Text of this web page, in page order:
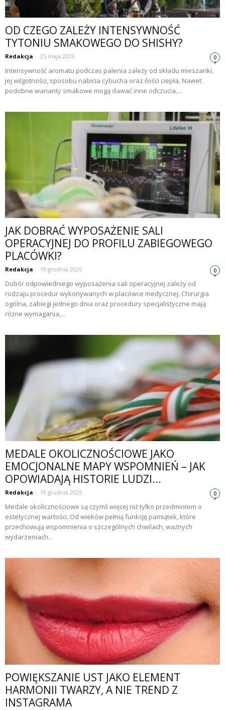
OD CZEGO ZALEŻY INTENSYWNOŚĆ
TYTONIU SMAKOWEGO DO SHISHY?
Redakcja - 25 maja 2026 0
Intensywność aromatu podczas palenia zależy od składu mieszanki,
jej wilgotności, sposobu nabicia cybucha oraz ilości ciepła. Nawet
podobne warianty smakowe mogą dawać inne odczucia,...
JAK DOBRAĆ WYPOSAŻENIE SALI
OPERACYJNEJ DO PROFILU ZABIEGOWEGO
PLACÓWKI?
Redakcja - 19 grudnia 2025 0
Dobór odpowiedniego wyposażenia sali operacyjnej zależy od
rodzaju procedur wykonywanych w placówce medycznej. Chirurgia
ogólna, zabiegi jednego dnia oraz procedury specjalistyczne mają
różne wymagania,...
MEDALE OKOLICZNOŚCIOWE JAKO
EMOCJONALNE MAPY WSPOMNIEŃ – JAK
OPOWIADAJĄ HISTORIE LUDZI...
Redakcja - 19 grudnia 2025 0
Medale okolicznościowe są czymś więcej niż tylko przedmiotem o
estetycznej wartości. Od wieków pełnią funkcję pamiątek, które
przechowują wspomnienia o szczególnych chwilach, ważnych
wydarzeniach...
POWIĘKSZANIE UST JAKO ELEMENT
HARMONII TWARZY, A NIE TREND Z
INSTAGRAMA